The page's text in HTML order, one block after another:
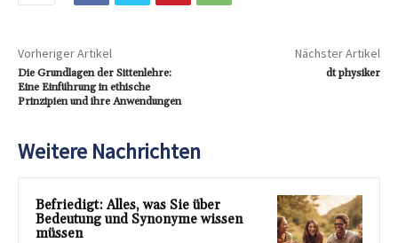
Vorheriger Artikel
Die Grundlagen der Sittenlehre:
Eine Einführung in ethische
Prinzipien und ihre Anwendungen
Nächster Artikel
dt physiker
Weitere Nachrichten
Befriedigt: Alles, was Sie über
Bedeutung und Synonyme wissen
müssen